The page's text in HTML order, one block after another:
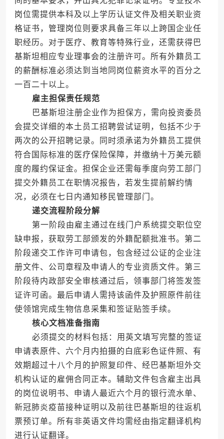
岗位需提供本科及以上学历认证文件及相关职业资
格证书，管理岗位则要求具备三年以上跨国企业任
职经历。对于医疗、教育等特殊行业，还需获得巴
基斯坦相应专业理事会的注册许可。所有外籍员工
的薪酬标准必须达到当地同岗位薪资水平的百分之
一百二十以上。
雇主担保责任规范
巴基斯坦注册企业作为担保方，需向投资委员
会提交详细的本土员工招聘尝试证明，包括不少于
两次的公开招聘记录。同时须承诺为外籍员工提供
符合国际标准的医疗保险保障，并缴纳十万美元额
度的履约保证金。担保企业还需每季度向劳工部门
提交外籍员工在职情况报告，若发生提前解约情
况，必须在七日内通知移民管理部门。
递交流程阶段分解
第一阶段由雇主通过在线门户系统提交职位空
缺申报，获取劳工部颁发的外籍配额批准书。第二
阶段递交工作许可申请包，包含经过公证的企业注
册文件、公司章程及申请人的专业资质文件。第三
阶段待内政部安全审核通过后，领事部门将签发签
证许可函。最后申请人需持该函件及护照原件前往
使领馆完成生物信息采集和签证贴签手续。
核心文档准备指南
必须提交的材料包括：用英文填写完整的签证
申请表原件、六个月内拍摄的白底彩色证件照、有
效期超过十八个月的护照复印件、经巴基斯坦外交
机构认证的雇佣合同正本。辅助文件包含雇主出具
的岗位说明书、申请人最近六个月的银行流水单、
新冠肺炎疫苗接种证明以及前往巴基斯坦的往返机
票预订单。所有非英语文件均需经由指定翻译机构
进行认证翻译。